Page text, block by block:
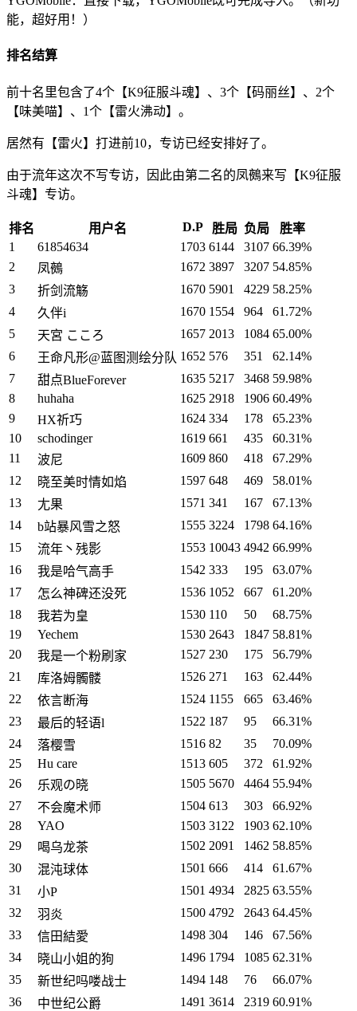
能，超好用！）
排名结算
前十名里包含了4个【K9征服斗魂】、3个【码丽丝】、2个
【味美喵】、1个【雷火沸动】。
居然有【雷火】打进前10，专访已经安排好了。
由于流年这次不写专访，因此由第二名的凤鵺来写【K9征服
斗魂】专访。
排名 用户名 D.P 胜局 负局
胜率
1
61854634 1703 6144 3107 66.39%
2
凤鵺 1672 3897 3207 54.85%
3
折剑流觞 1670 5901 4229 58.25%
4
久伴i 1670 1554 964
61.72%
5
天宮 こころ 1657 2013 1084 65.00%
6
王命凡形@蓝图测绘分队 1652 576 351
62.14%
7
甜点BlueForever 1635 5217 3468 59.98%
8
huhaha 1625 2918 1906 60.49%
9
HX祈巧 1624 334 178
65.23%
10
schodinger 1619 661 435
60.31%
11
波尼 1609 860 418
67.29%
12
晓至美时情如焰 1597 648 469
58.01%
13
尢果 1571 341 167
67.13%
14
b站暴风雪之怒 1555 3224 1798 64.16%
15
流年丶残影 1553 10043 4942 66.99%
16
我是哈气高手 1542 333 195
63.07%
17
怎么神碑还没死 1536 1052 667
61.20%
18
我若为皇 1530 110 50
68.75%
19
Yechem 1530 2643 1847 58.81%
20
我是一个粉刷家 1527 230 175
56.79%
21
库洛姆髑髅 1526 271 163
62.44%
22
依言断海 1524 1155 665
63.46%
23
最后的轻语l 1522 187 95
66.31%
24
落樱雪 1516 82 35
70.09%
25
Hu care 1513 605 372
61.92%
26
乐观の晓 1505 5670 4464 55.94%
27
不会魔术师 1504 613 303
66.92%
28
YAO 1503 3122 1903 62.10%
29
喝乌龙茶 1502 2091 1462 58.85%
30
混沌球体 1501 666 414
61.67%
31
小P 1501 4934 2825 63.55%
32
羽炎 1500 4792 2643 64.45%
33
信田結愛 1498 304 146
67.56%
34
晓山小姐的狗 1496 1794 1085 62.31%
35
新世纪吗喽战士 1494 148 76
66.07%
36
中世纪公爵 1491 3614 2319 60.91%